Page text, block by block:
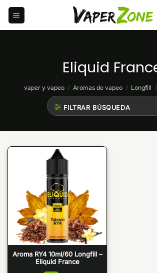
Saltar
contenido
Eliquid
vaper y vapeo / Aromas de vapeo / Longfill /
FILTRAR BÚSQUEDA
Aroma RY4 10ml/60 Longfill –
Eliquid France